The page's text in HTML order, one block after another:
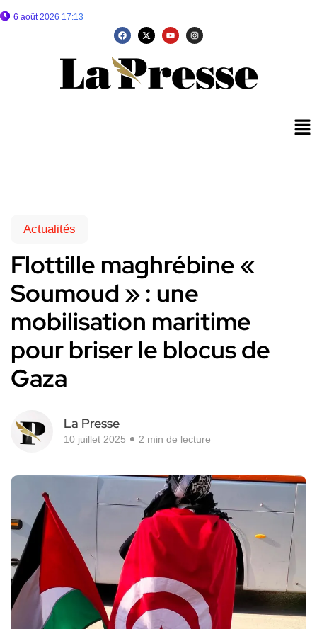
6 août 2026 17:13
Actualités
Flottille maghrébine «
Soumoud » : une
mobilisation maritime
pour briser le blocus de
Gaza
La Presse
10 juillet 2025 2 min de lecture